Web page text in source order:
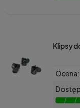
Klipsy
Ocena: